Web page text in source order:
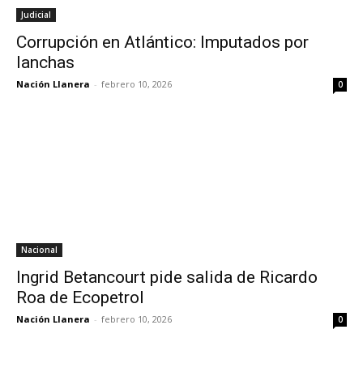
Judicial
Corrupción en Atlántico: Imputados por
lanchas
Nación Llanera - febrero 10, 2026 0
Nacional
Ingrid Betancourt pide salida de Ricardo
Roa de Ecopetrol
Nación Llanera - febrero 10, 2026 0